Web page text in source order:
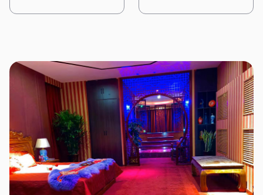
床和私人浴缸，每个房间都
经过精心设计，搭配简洁的
装饰和舒适的布艺，营造出
一种温馨而舒适的感觉。
在这里，简约的设计风格与
高端的设施设备相结合，为
顾客提供了一个时尚而舒适
的放松空间。
朴与宁静。 水疗区域则配
都充满了自然的气息，每一
次放松都是一场与大自然的
亲密对话。
装饰线条，展现出一种神秘
桑拿房被设计成半圆形，天
花板上装饰着星空灯，让人
在享受桑拿时仿佛置身于星
空之下。水疗区域则配备了
舒适的按摩床和私人浴缸，
每个房间都经过精心布置，
搭配星空主题的装饰，营造
出一种浪漫而宁静的感觉。
在这里，每一次放松都是一
场星空下的梦境之旅。
人仿佛穿越回了古代的宫
的中式灯具，营造出一种庄
重而典雅的氛围。 会所内
部的装修以木质为主，搭配
传统的中式图案，展现出一
种古朴与自然之美。墙壁上
挂着中国山水画，角落里摆
放着古筝和茶具，空气中弥
漫着淡淡的茶香，让人感受
到东方文化的深厚底蕴。
桑拿房采用传统的中式风
格，搭配木质的装饰和榻榻